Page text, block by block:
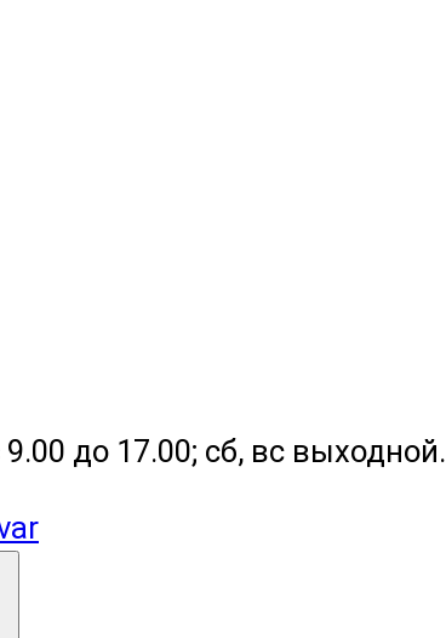
до 17.00; сб, вс выходной.